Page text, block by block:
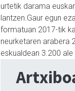
urtetik darama
lantzen.Gaur egun
formatuan 2017-tik
neurketaren arabera
eskualdean 3.200